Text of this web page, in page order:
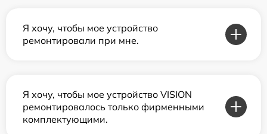
Я хочу, чтобы мое устройство
ремонтировали при мне.
Я хочу, чтобы мое устройство VISION
ремонтировалось только фирменными
комплектующими.